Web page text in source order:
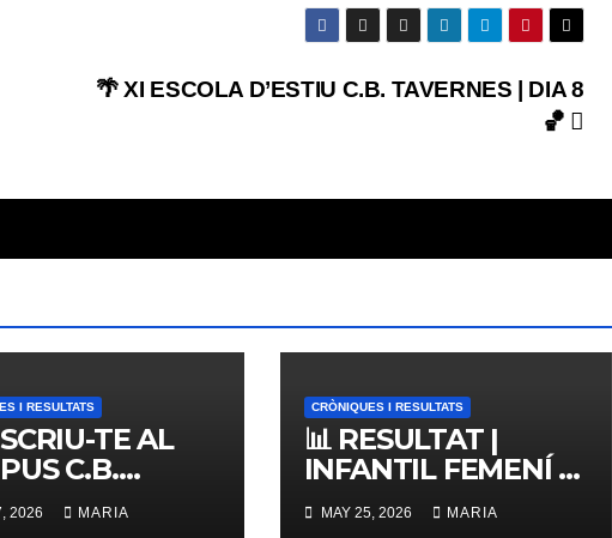
🌴 XI ESCOLA D’ESTIU C.B. TAVERNES | DIA 8
🏀
I RESULTATS
TE AL
C.B.
PLACES
2026 MARIA
CRÒNIQUES I RESULTATS
📊 RESULTAT |
INFANTIL FEMENÍ 1ª
ZONAL 📊
MAY 25, 2026 MARIA